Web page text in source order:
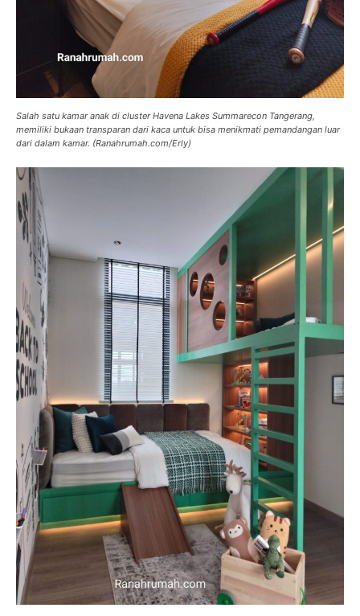
Salah satu kamar anak di cluster Havena Lakes Summarecon Tangerang,
memiliki bukaan transparan dari kaca untuk bisa menikmati pemandangan luar
dari dalam kamar. (Ranahrumah.com/Erly)